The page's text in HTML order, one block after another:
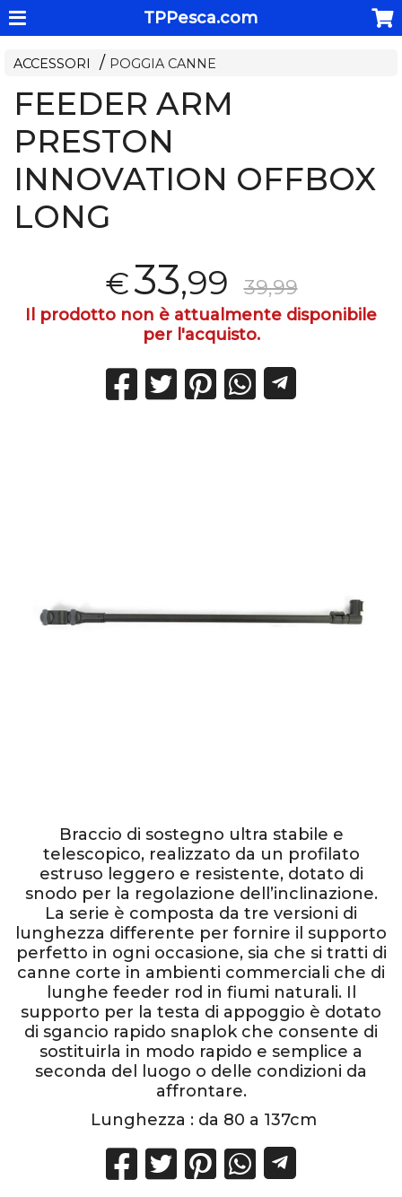
TPPesca.com
ACCESSORI POGGIA CANNE
FEEDER ARM
PRESTON
INNOVATION OFFBOX
LONG
€33,99 39,99
Il prodotto non è attualmente disponibile
per l'acquisto.
Braccio di sostegno ultra stabile e
telescopico, realizzato da un profilato
estruso leggero e resistente, dotato di
snodo per la regolazione dell’inclinazione.
La serie è composta da tre versioni di
lunghezza differente per fornire il supporto
perfetto in ogni occasione, sia che si tratti di
canne corte in ambienti commerciali che di
lunghe feeder rod in fiumi naturali. Il
supporto per la testa di appoggio è dotato
di sgancio rapido snaplok che consente di
sostituirla in modo rapido e semplice a
seconda del luogo o delle condizioni da
affrontare.
Lunghezza : da 80 a 137cm